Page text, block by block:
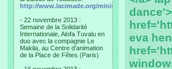
http://www.lacimade.org/minisites/migrantscene
- 22 novembre 2013 :
Semaine de la Solidarité
Internationale, Alofa Tuvalu en
duo avec la compagnie Le
Makila, au Centre d'animation
de la Place de Fêtes (Paris)
eva